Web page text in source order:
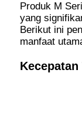
Produk M
yang
Berikut ini
manfaat